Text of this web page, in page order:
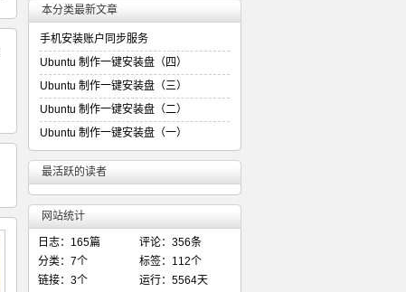
本分类最新文章
手机安装账户同步服务
Ubuntu 制作一键安装盘（四）
Ubuntu 制作一键安装盘（三）
Ubuntu 制作一键安装盘（二）
Ubuntu 制作一键安装盘（一）
最活跃的读者
网站统计
日志：165篇
评论：356条
分类：7个
标签：112个
链接：3个
运行：5564天